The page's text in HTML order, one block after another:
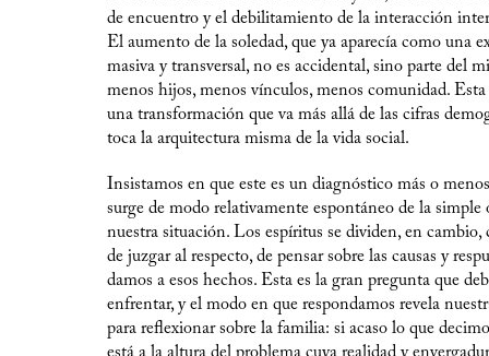
de encuentro y el debilitamiento de la interacción
El aumento de la soledad, que ya aparecía como una
masiva y transversal, no es accidental, sino parte del
menos hijos, menos vínculos, menos comunidad. Esta
una transformación que va más allá de las cifras
toca la arquitectura misma de la vida social.
Insistamos en que este es un diagnóstico más o
surge de modo relativamente espontáneo de la simple
nuestra situación. Los espíritus se dividen, en cambio,
de juzgar al respecto, de pensar sobre las causas y
damos a esos hechos. Esta es la gran pregunta que
enfrentar, y el modo en que respondamos revela
para reflexionar sobre la familia: si acaso lo que